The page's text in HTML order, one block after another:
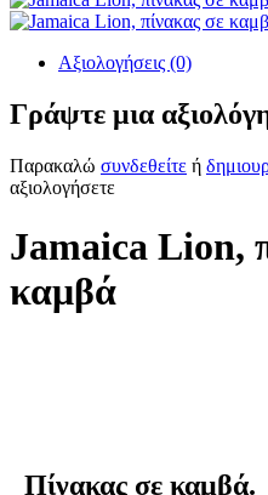
Αξιολογήσεις (0)
Γράψτε μια
Παρακαλώ συνδεθείτε ή
αξιολογήσετε
Jamaica Lion,
καμβά
Πίνακας σε καμβά.